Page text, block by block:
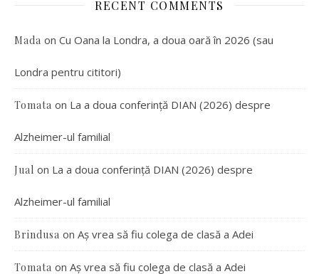
RECENT COMMENTS
Mada on Cu Oana la Londra, a doua oară în 2026 (sau
Londra pentru cititori)
Tomata on La a doua conferință DIAN (2026) despre
Alzheimer-ul familial
Jual on La a doua conferință DIAN (2026) despre
Alzheimer-ul familial
Brindusa on Aș vrea să fiu colega de clasă a Adei
Tomata on Aș vrea să fiu colega de clasă a Adei